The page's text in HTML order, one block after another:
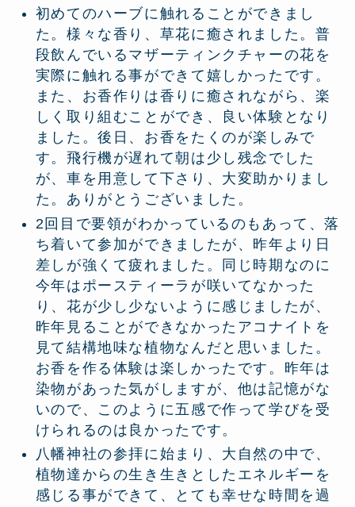
初めてのハーブに触れることができまし
た。様々な香り、草花に癒されました。普
段飲んでいるマザーティンクチャーの花を
実際に触れる事ができて嬉しかったです。
また、お香作りは香りに癒されながら、楽
しく取り組むことができ、良い体験となり
ました。後日、お香をたくのが楽しみで
す。飛行機が遅れて朝は少し残念でした
が、車を用意して下さり、大変助かりまし
た。ありがとうございました。
2回目で要領がわかっているのもあって、落
ち着いて参加ができましたが、昨年より日
差しが強くて疲れました。同じ時期なのに
今年はポースティーラが咲いてなかった
り、花が少し少ないように感じましたが、
昨年見ることができなかったアコナイトを
見て結構地味な植物なんだと思いました。
お香を作る体験は楽しかったです。昨年は
染物があった気がしますが、他は記憶がな
いので、このように五感で作って学びを受
けられるのは良かったです。
八幡神社の参拝に始まり、大自然の中で、
植物達からの生き生きとしたエネルギーを
感じる事ができて、とても幸せな時間を過